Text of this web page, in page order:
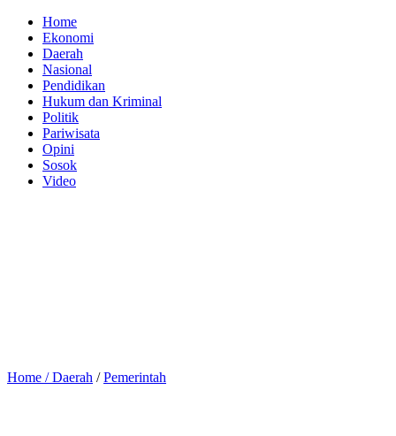
Home
Ekonomi
Daerah
Nasional
Pendidikan
Hukum dan Kriminal
Politik
Pariwisata
Opini
Sosok
Video
Home /Daerah /Pemerintah